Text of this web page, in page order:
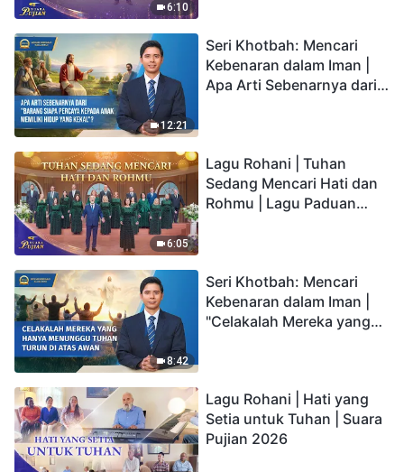
6:10
12:21
Seri Khotbah: Mencari
Kebenaran dalam Iman |
Apa Arti Sebenarnya dari
6:05
Lagu Rohani | Tuhan
Sedang Mencari Hati dan
Rohmu | Lagu Paduan
8:42
Seri Khotbah: Mencari
Kebenaran dalam Iman |
"Celakalah Mereka yang
Lagu Rohani | Hati yang
Setia untuk Tuhan | Suara
Pujian 2026